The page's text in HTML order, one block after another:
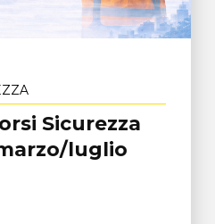
Sicurezza
luglio